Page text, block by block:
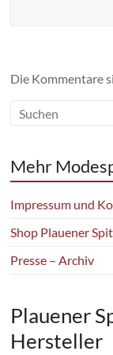
Die Kommentare
Mehr
Impressum und
Shop Plauener
Presse – Archiv
Plauener
Hersteller